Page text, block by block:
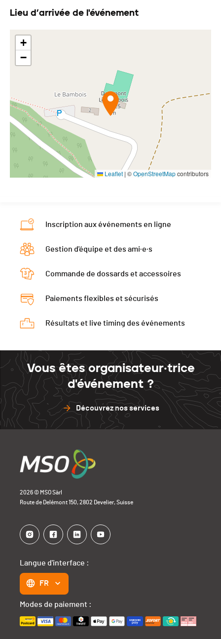
Lieu d’arrivée de l'événement
+
−
Leaflet | ©OpenStreetMapcontributors
Inscription aux événements en ligne
Gestion d'équipe et des ami·e·s
Commande de dossards et accessoires
Paiements flexibles et sécurisés
Résultats et live timing des événements
Vous êtes organisateur·trice
d'événement ?
Découvrez nos services
2026 © MSO Sàrl
Route de Delémont 150, 2802 Develier, Suisse
Langue d'interface :
FR
Modes de paiement :